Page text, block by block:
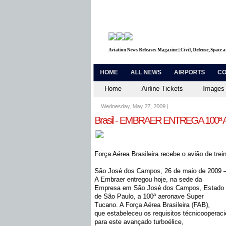
Aviation News Releases Magazine | Civil, Defense, Space
HOME ALL NEWS AIRPORTS
Home Airline Tickets
Wednesday, May 27, 2009 |
Brasil - EMBRAER ENTREGA
Força Aérea Brasileira recebe o avião de
São José dos Campos, 26 de maio de 2009
A Embraer entregou hoje, na sede da
Empresa em São José dos Campos, Estado
de São Paulo, a 100ª aeronave Super
Tucano. A Força Aérea Brasileira (FAB),
que estabeleceu os requisitos
para este avançado turboélice,